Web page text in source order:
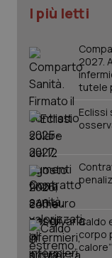
Vaccini
I più letti
2027.
tutele
Eclissi
Caldo
corpo
calore”
tracking-
tracking-